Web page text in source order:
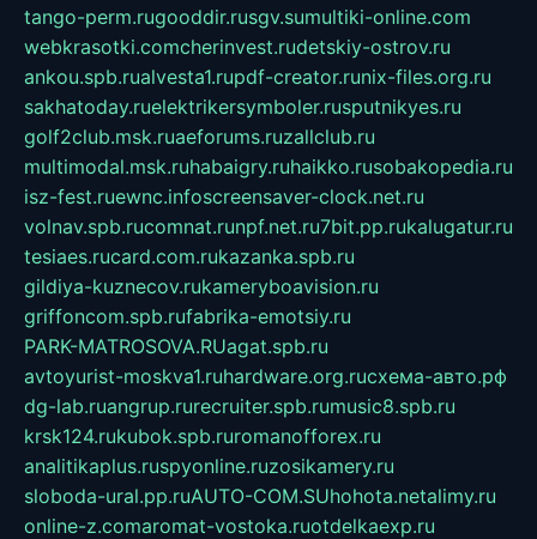
tango-perm.rugooddir.rusgv.sumultiki-online.com
webkrasotki.comcherinvest.rudetskiy-ostrov.ru
ankou.spb.rualvesta1.rupdf-creator.runix-files.org.ru
sakhatoday.ruelektrikersymboler.rusputnikyes.ru
golf2club.msk.ruaeforums.ruzallclub.ru
multimodal.msk.ruhabaigry.ruhaikko.rusobakopedia.ru
isz-fest.ruewnc.infoscreensaver-clock.net.ru
volnav.spb.rucomnat.runpf.net.ru7bit.pp.rukalugatur.ru
tesiaes.rucard.com.rukazanka.spb.ru
gildiya-kuznecov.rukameryboavision.ru
griffoncom.spb.rufabrika-emotsiy.ru
PARK-MATROSOVA.RUagat.spb.ru
avtoyurist-moskva1.ruhardware.org.ruсхема-авто.рф
dg-lab.ruangrup.rurecruiter.spb.rumusic8.spb.ru
krsk124.rukubok.spb.ruromanofforex.ru
analitikaplus.ruspyonline.ruzosikamery.ru
sloboda-ural.pp.ruAUTO-COM.SUhohota.netalimy.ru
online-z.comaromat-vostoka.ruotdelkaexp.ru